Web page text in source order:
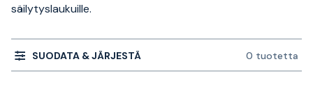
säilytyslaukuille.
SUODATA & JÄRJESTÄ 0 tuotetta